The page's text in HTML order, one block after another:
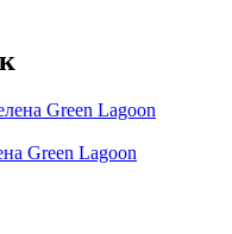
Green Lagoon